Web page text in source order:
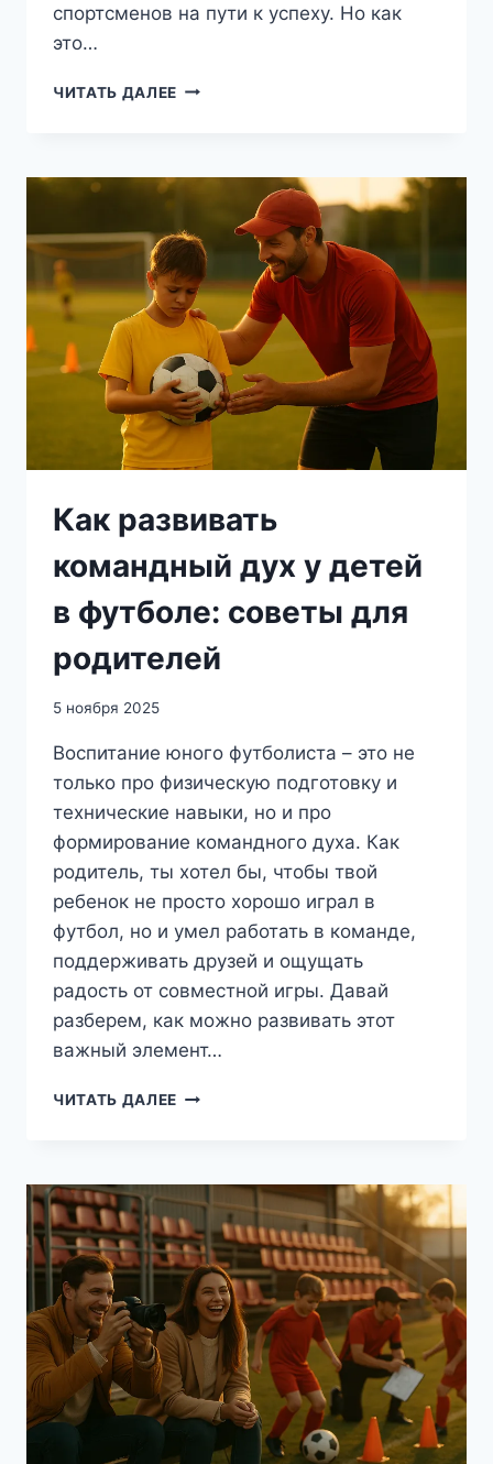
спортсменов на пути к успеху. Но как
это…
ЧИТАТЬ ДАЛЕЕ СЕКРЕТЫ
ФУТБОЛИСТОВ:
ПОДДЕРЖАТЬ
ТАЛАНТ
ВАШЕГО
РЕБЕНКА
Как развивать
командный дух у детей
в футболе: советы для
родителей
5 ноября 2025
Воспитание юного футболиста – это не
только про физическую подготовку и
технические навыки, но и про
формирование командного духа. Как
родитель, ты хотел бы, чтобы твой
ребенок не просто хорошо играл в
футбол, но и умел работать в команде,
поддерживать друзей и ощущать
радость от совместной игры. Давай
разберем, как можно развивать этот
важный элемент…
ЧИТАТЬ ДАЛЕЕ КАК
У
ДЕТЕЙ
В
ФУТБОЛЕ:
СОВЕТЫ
ДЛЯ
РОДИТЕЛЕЙ